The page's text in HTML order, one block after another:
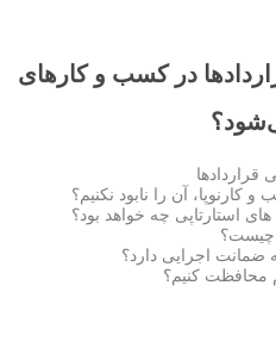
در کسب و کارهای
قراردادها
آن را نابود نکنیم؟
استارتاپی چه خواهد بود؟
چیست؟
اجرایی دارد؟
محافظت کنیم؟